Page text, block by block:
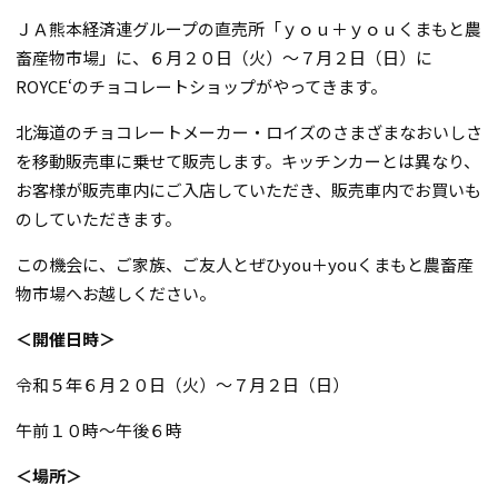
ＪＡ熊本経済連グループの直売所「ｙｏｕ＋ｙｏｕくまもと農
畜産物市場」に、６月２０日（火）～７月２日（日）に
ROYCE‘のチョコレートショップがやってきます。
北海道のチョコレートメーカー・ロイズのさまざまなおいしさ
を移動販売車に乗せて販売します。キッチンカーとは異なり、
お客様が販売車内にご入店していただき、販売車内でお買いも
のしていただきます。
この機会に、ご家族、ご友人とぜひyou＋youくまもと農畜産
物市場へお越しください。
＜開催日時＞
令和５年６月２０日（火）～７月２日（日）
午前１０時～午後６時
＜場所＞